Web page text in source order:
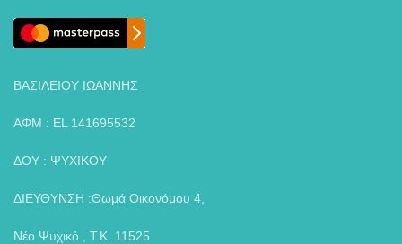
ΒΑΣΙΛΕΙΟΥ ΙΩΑΝΝΗΣ
ΑΦΜ : EL 141695532
ΔΟΥ : ΨΥΧΙΚΟΥ
ΔΙΕΥΘΥΝΣΗ :Θωμά Οικονόμου 4,
Νέο Ψυχικό , Τ.Κ. 11525